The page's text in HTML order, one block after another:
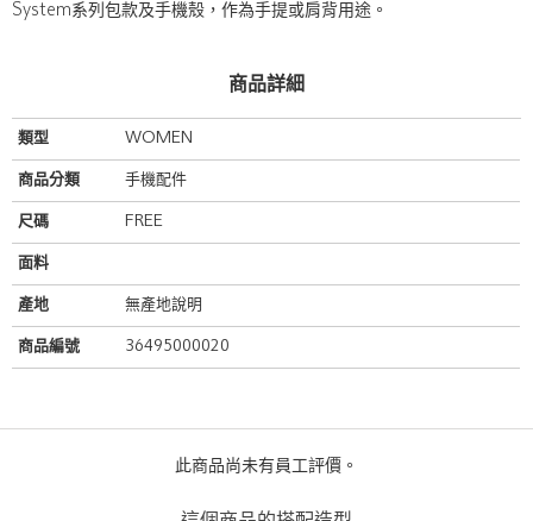
System系列包款及手機殼，作為手提或肩背用途。
商品詳細
類型 WOMEN
商品分類 手機配件
尺碼 FREE
面料
產地 無產地說明
商品編號 36495000020
此商品尚未有員工評價。